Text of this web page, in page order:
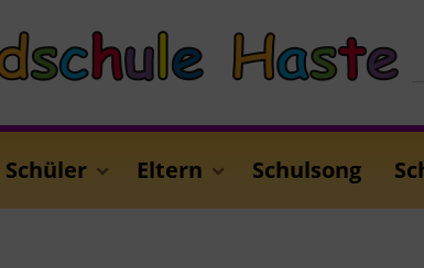
Schüler Eltern Schulsong